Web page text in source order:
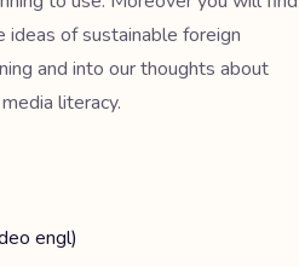
of sustainable foreign
and into our thoughts about
literacy.
engl)